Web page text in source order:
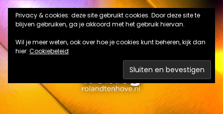
Ga
naar
de
inhoud
Privacy & cookies: deze site gebruikt cookies. Door deze site te
blijven gebruiken, ga je akkoord met het gebruik hiervan.
Wil je meer weten, ook over hoe je cookies kunt beheren, kijk dan
hier: Cookiebeleid